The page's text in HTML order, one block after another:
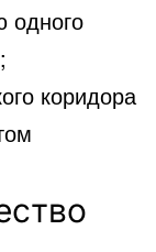
одного
коридора